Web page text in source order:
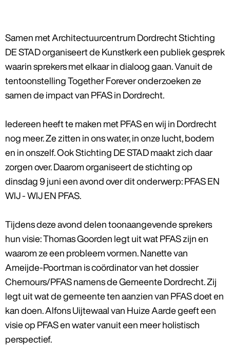
Samen met Architectuurcentrum Dordrecht Stichting
DE STAD organiseert de Kunstkerk een publiek gesprek
waarin sprekers met elkaar in dialoog gaan. Vanuit de
tentoonstelling Together Forever onderzoeken ze
samen de impact van PFAS in Dordrecht.
Iedereen heeft te maken met PFAS en wij in Dordrecht
nog meer. Ze zitten in ons water, in onze lucht, bodem
en in onszelf. Ook Stichting DE STAD maakt zich daar
zorgen over. Daarom organiseert de stichting op
dinsdag 9 juni een avond over dit onderwerp: PFAS EN
WIJ - WIJ EN PFAS.
Tijdens deze avond delen toonaangevende sprekers
hun visie: Thomas Goorden legt uit wat PFAS zijn en
waarom ze een probleem vormen. Nanette van
Ameijde-Poortman is coördinator van het dossier
Chemours/PFAS namens de Gemeente Dordrecht. Zij
legt uit wat de gemeente ten aanzien van PFAS doet en
kan doen. Alfons Uijtewaal van Huize Aarde geeft een
visie op PFAS en water vanuit een meer holistisch
perspectief.